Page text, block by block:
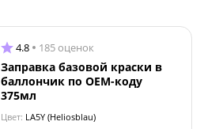
4.8 185 оценок
Заправка базовой краски в
баллончик по OEM-коду
375мл
Цвет: LA5Y (Heliosblau)